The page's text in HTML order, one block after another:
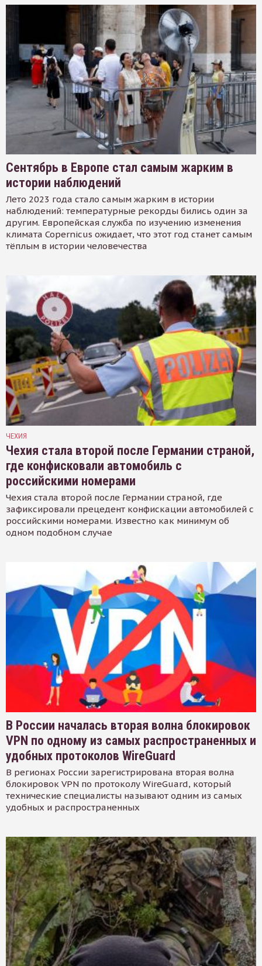
Сентябрь в Европе стал самым жарким в
истории наблюдений
Лето 2023 года стало самым жарким в истории
наблюдений: температурные рекорды бились один за
другим. Европейская служба по изучению изменения
климата Copernicus ожидает, что этот год станет самым
тёплым в истории человечества
ЧЕХИЯ
Чехия стала второй после Германии страной,
где конфисковали автомобиль с
российскими номерами
Чехия стала второй после Германии страной, где
зафиксировали прецедент конфискации автомобилей с
российскими номерами. Известно как минимум об
одном подобном случае
В России началась вторая волна блокировок
VPN по одному из самых распространенных и
удобных протоколов WireGuard
В регионах России зарегистрирована вторая волна
блокировок VPN по протоколу WireGuard, который
технические специалисты называют одним из самых
удобных и распространенных